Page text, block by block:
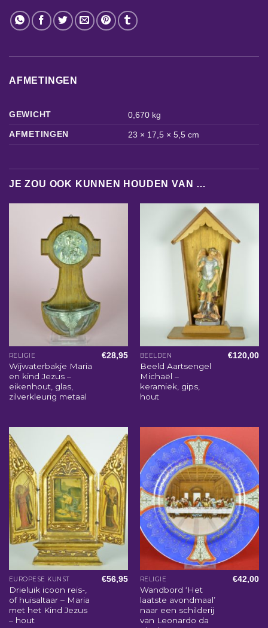
AFMETINGEN
GEWICHT
0,670 kg
AFMETINGEN
23 × 17,5 × 5,5 cm
JE ZOU OOK KUNNEN HOUDEN VAN …
RELIGIE
Wijwaterbakje Maria
en kind Jezus –
eikenhout, glas,
zilverkleurig metaal
€28,95 BEELDEN
Beeld Aartsengel
Michaël –
keramiek, gips,
hout
€120,00
EUROPESE KUNST
Drieluik icoon reis-,
of huisaltaar – Maria
met het Kind Jezus
– hout
€56,95 RELIGIE
Wandbord ‘Het
laatste avondmaal’
naar een schilderij
van Leonardo da
€42,00